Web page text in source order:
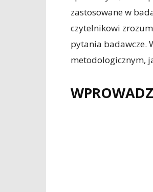
zastosowane w
czytelnikowi
pytania badawcze.
metodologicznym,